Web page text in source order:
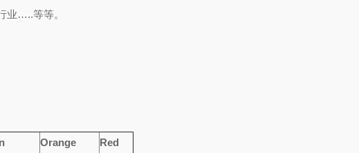
业…..等等。
Orange Red